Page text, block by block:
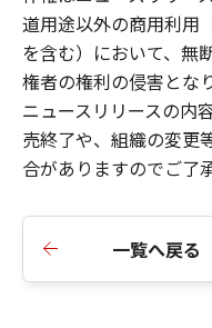
道用途以外の商用利用
を含む）において、無
権者の権利の侵害とな
ニュースリリースの内
売終了や、組織の変更
合がありますのでご了
一覧へ戻る